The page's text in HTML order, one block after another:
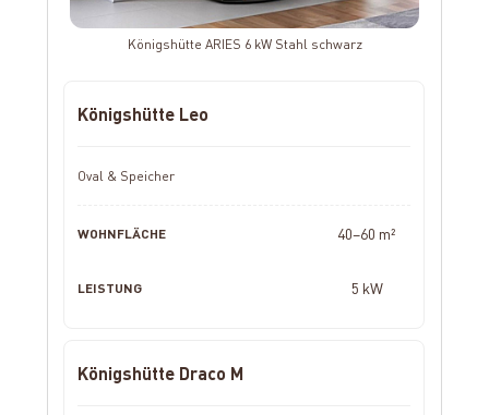
Königshütte ARIES 6 kW Stahl schwarz
Königshütte Leo
Oval & Speicher
40–60 m²
5 kW
Königshütte Draco M